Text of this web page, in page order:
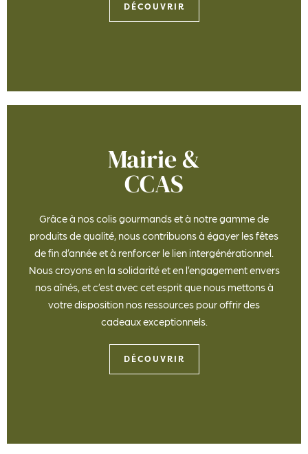
DÉCOUVRIR
Mairie &
CCAS
Grâce à nos colis gourmands et à notre gamme de
produits de qualité, nous contribuons à égayer les fêtes
de fin d’année et à renforcer le lien intergénérationnel.
Nous croyons en la solidarité et en l’engagement envers
nos aînés, et c’est avec cet esprit que nous mettons à
votre disposition nos ressources pour offrir des
cadeaux exceptionnels.
DÉCOUVRIR